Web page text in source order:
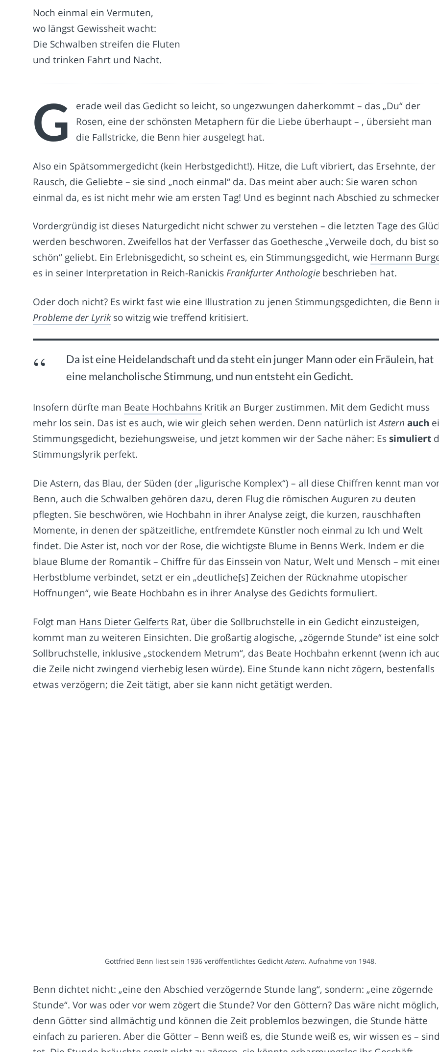
Noch einmal ein Vermuten,
wo längst Gewissheit wacht:
Die Schwalben streifen die Fluten
und trinken Fahrt und Nacht.
G
erade weil das Gedicht so leicht, so ungezwungen daherkommt – das „Du“ der
Rosen, eine der schönsten Metaphern für die Liebe überhaupt – , übersieht man
die Fallstricke, die Benn hier ausgelegt hat.
Also ein Spätsommergedicht (kein Herbstgedicht!). Hitze, die Luft vibriert, das Ersehnte, der
Rausch, die Geliebte – sie sind „noch einmal“ da. Das meint aber auch: Sie waren schon
einmal da, es ist nicht mehr wie am ersten Tag! Und es beginnt nach Abschied zu
Vordergründig ist dieses Naturgedicht nicht schwer zu verstehen – die letzten Tage des
werden beschworen. Zweifellos hat der Verfasser das Goethesche „Verweile doch, du bist so
schön“ geliebt. Ein Erlebnisgedicht, so scheint es, ein Stimmungsgedicht, wie Hermann
es in seiner Interpretation in Reich-Ranickis Frankfurter Anthologie beschrieben hat.
Oder doch nicht? Es wirkt fast wie eine Illustration zu jenen Stimmungsgedichten, die Benn
Probleme der Lyrikso witzig wie treffend kritisiert.
Da ist eine Heidelandschaft und da steht ein junger Mann oder ein Fräulein, hat
eine melancholische Stimmung, und nun entsteht ein Gedicht.
Insofern dürfte man Beate Hochbahns Kritik an Burger zustimmen. Mit dem Gedicht muss
mehr los sein. Das ist es auch, wie wir gleich sehen werden. Denn natürlich istAstern auch
Stimmungsgedicht, beziehungsweise, und jetzt kommen wir der Sache näher: Essimuliert
Stimmungslyrik perfekt.
Die Astern, das Blau, der Süden (der „ligurische Komplex“) – all diese Chiffren kennt man
Benn, auch die Schwalben gehören dazu, deren Flug die römischen Auguren zu deuten
pflegten. Sie beschwören, wie Hochbahn in ihrer Analyse zeigt, die kurzen, rauschhaften
Momente, in denen der spätzeitliche, entfremdete Künstler noch einmal zu Ich und Welt
findet. Die Aster ist, noch vor der Rose, die wichtigste Blume in Benns Werk. Indem er die
blaue Blume der Romantik – Chiffre für das Einssein von Natur, Welt und Mensch – mit
Herbstblume verbindet, setzt er ein „deutliche[s] Zeichen der Rücknahme utopischer
Hoffnungen“, wie Beate Hochbahn es in ihrer Analyse des Gedichts formuliert.
Folgt man Hans Dieter Gelferts Rat, über die Sollbruchstelle in ein Gedicht einzusteigen,
kommt man zu weiteren Einsichten. Die großartig alogische, „zögernde Stunde“ ist eine
Sollbruchstelle, inklusive „stockendem Metrum“, das Beate Hochbahn erkennt (wenn ich
die Zeile nicht zwingend vierhebig lesen würde). Eine Stunde kann nicht zögern, bestenfalls
etwas verzögern; die Zeit tätigt, aber sie kann nicht getätigt werden.
Gottfried Benn liest sein 1936 veröffentlichtes GedichtAstern. Aufnahme von 1948.
Benn dichtet nicht: „eine den Abschied verzögernde Stunde lang“, sondern: „eine zögernde
Stunde“. Vor was oder vor wem zögert die Stunde? Vor den Göttern? Das wäre nicht möglich,
denn Götter sind allmächtig und können die Zeit problemlos bezwingen, die Stunde hätte
einfach zu parieren. Aber die Götter – Benn weiß es, die Stunde weiß es, wir wissen es – sind